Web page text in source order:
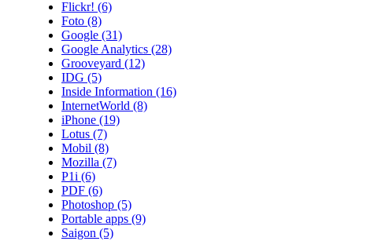
Flickr! (6)
Foto (8)
Google (31)
Google Analytics (28)
Grooveyard (12)
IDG (5)
Inside Information (16)
InternetWorld (8)
iPhone (19)
Lotus (7)
Mobil (8)
Mozilla (7)
P1i (6)
PDF (6)
Photoshop (5)
Portable apps (9)
Saigon (5)